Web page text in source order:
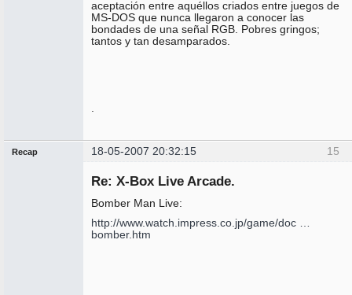
aceptación entre aquéllos criados entre juegos de
MS-DOS que nunca llegaron a conocer las
bondades de una señal RGB. Pobres gringos;
tantos y tan desamparados.
15
Recap 18-05-2007 20:32:15
Re: X-Box Live Arcade.
Bomber Man Live:
http://www.watch.impress.co.jp/game/doc …
bomber.htm